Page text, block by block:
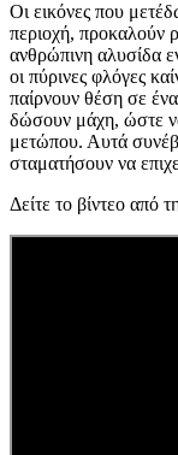
Οι εικόνες που
περιοχή, προκαλούν
ανθρώπινη αλυσίδα
οι πύρινες φλόγες
παίρνουν θέση σε
δώσουν μάχη, ώστε
μετώπου. Αυτά
σταματήσουν να
Δείτε το βίντεο από